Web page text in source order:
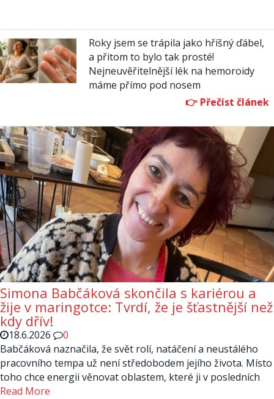
Roky jsem se trápila jako hříšný ďábel,
a přitom to bylo tak prosté!
Nejneuvěřitelnější lék na hemoroidy
máme přímo pod nosem
Simona Babčáková skončila s kariérou a
žije v maringotce: Tvrdí, že je šťastnější než
kdy dřív!
18.6.2026
0
Babčáková naznačila, že svět rolí, natáčení a neustálého
pracovního tempa už není středobodem jejího života. Místo
toho chce energii věnovat oblastem, které ji v posledních
Read More